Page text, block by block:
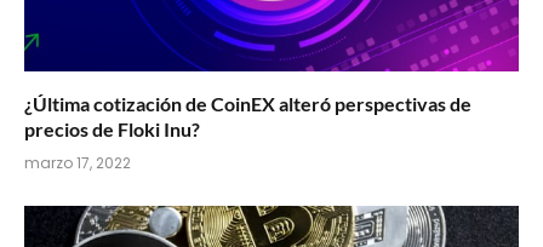
¿Última cotización de CoinEX alteró perspectivas de
precios de Floki Inu?
marzo 17, 2022